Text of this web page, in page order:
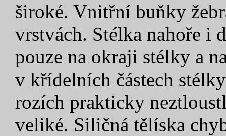
široké. Vnitřní buňky
vrstvách. Stélka nahoře i
pouze na okraji stélky a
v křídelních částech
rozích prakticky
veliké. Siličná tělíska